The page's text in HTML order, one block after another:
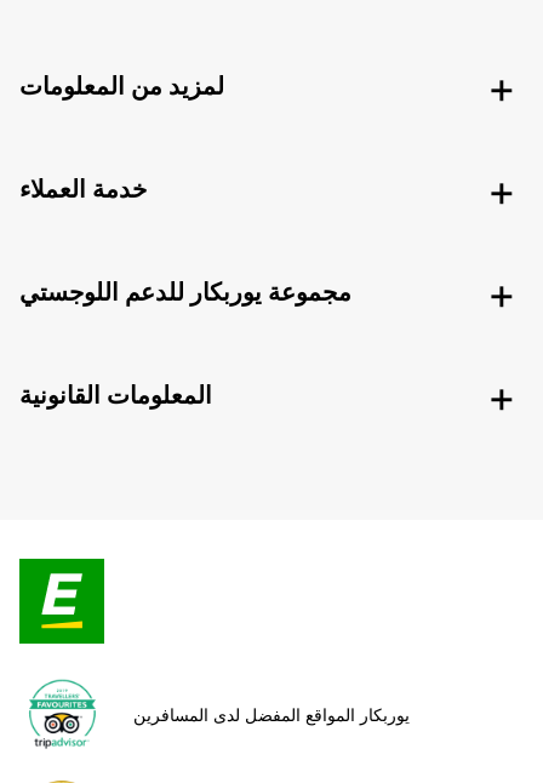
لمزيد من المعلومات
خدمة العملاء
مجموعة يوربكار للدعم اللوجستي
المعلومات القانونية
يوربكار المواقع المفضل لدى المسافرين